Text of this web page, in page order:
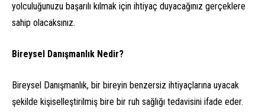
yolculuğunuzu başarılı kılmak için ihtiyaç duyacağınız gerçeklere
sahip olacaksınız.
Bireysel Danışmanlık Nedir?
Bireysel Danışmanlık, bir bireyin benzersiz ihtiyaçlarına uyacak
şekilde kişiselleştirilmiş bire bir ruh sağlığı tedavisini ifade eder.